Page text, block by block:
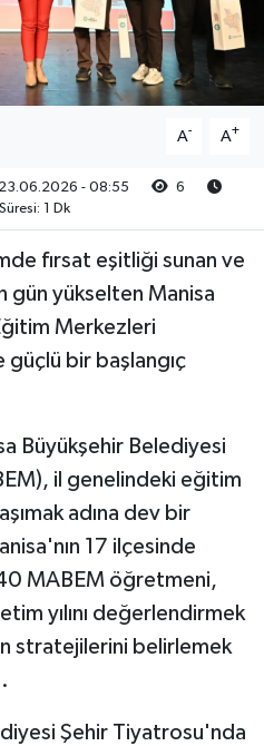
A- A+
23.06.2026 - 08:55
6
1 Dk
fırsat eşitliği sunan ve
gün yükselten Manisa
Merkezleri
bir başlangıç
Büyükşehir Belediyesi
il genelindeki eğitim
adına dev bir
17 ilçesinde
MABEM öğretmeni,
yılını değerlendirmek
stratejilerini belirlemek
Şehir Tiyatrosu'nda